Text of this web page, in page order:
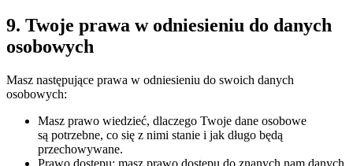
9. Twoje prawa w odniesieniu do danych
osobowych
Masz następujące prawa w odniesieniu do swoich danych
osobowych:
Masz prawo wiedzieć, dlaczego Twoje dane osobowe
są potrzebne, co się z nimi stanie i jak długo będą
przechowywane.
Prawo dostępu: masz prawo dostępu do znanych nam danych